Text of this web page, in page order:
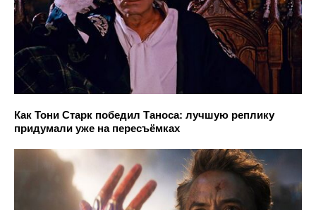
Как Тони Старк победил Таноса: лучшую реплику
придумали уже на пересъёмках